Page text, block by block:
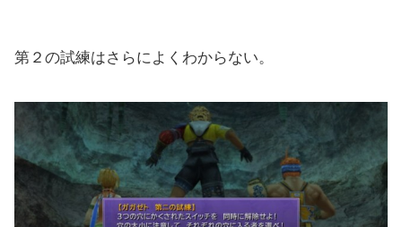
第２の試練はさらによくわからない。